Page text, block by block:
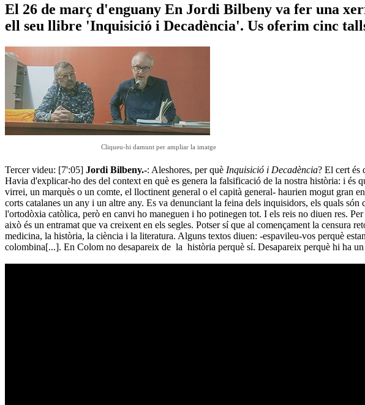
El 26 de març d'enguany En Jordi Bilbeny va fer una
ell seu llibre 'Inquisició i Decadència'. Us oferim cinc
Cliqueu-hi damunt per ampliar la imatge
Tercer videu: [7':05] Jordi Bilbeny.-: Aleshores, per què Inquisició i Decadència? El cert és
Havia d'explicar-ho des del context en què es genera la falsificació de la nostra història: i és
virrei, un marquès o un comte, el lloctinent general o el capità general- haurien mogut gran
corts catalanes un any i un altre any. Es va denunciant la feina dels inquisidors, els quals
l'ortodòxia catòlica, però en canvi ho maneguen i ho potinegen tot. I els reis no diuen res.
això és un entramat que va creixent en els segles. Potser sí que al començament la censura
medicina, la història, la ciència i la literatura. Alguns textos diuen: -espavileu-vos perquè
colombina[...]. En Colom no desapareix de la història perquè sí. Desapareix perquè hi ha